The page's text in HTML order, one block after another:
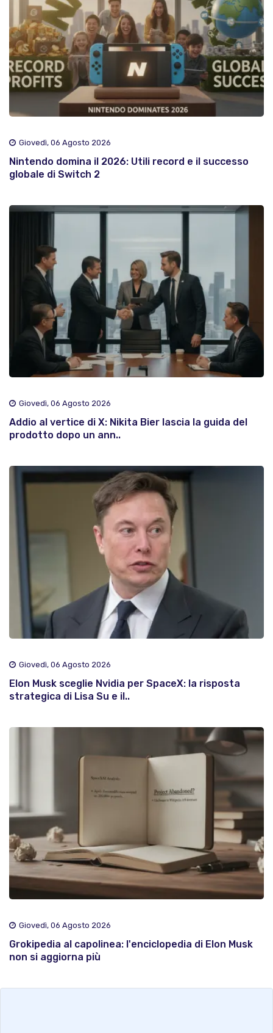
Giovedì, 06 Agosto 2026
Nintendo domina il 2026: Utili record e il successo
globale di Switch 2
Giovedì, 06 Agosto 2026
Addio al vertice di X: Nikita Bier lascia la guida del
prodotto dopo un ann..
Giovedì, 06 Agosto 2026
Elon Musk sceglie Nvidia per SpaceX: la risposta
strategica di Lisa Su e il..
Giovedì, 06 Agosto 2026
Grokipedia al capolinea: l'enciclopedia di Elon Musk
non si aggiorna più